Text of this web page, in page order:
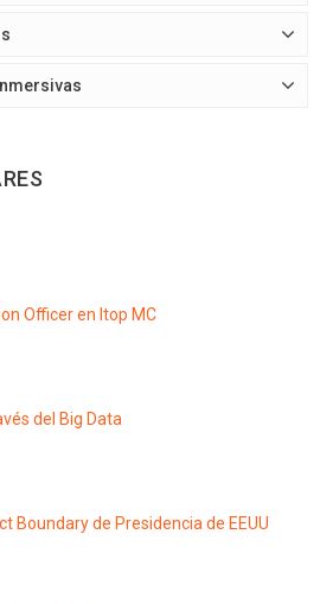
Officer en Itop MC
del Big Data
Boundary de Presidencia de EEUU